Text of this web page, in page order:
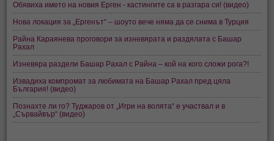
Обявиха името на новия Ерген - кастингите са в разгара си! (видео)
Нова локация за „Ергенът“ – шоуто вече няма да се снима в Турция
Райна Караянева проговори за изневярата и раздялата с Башар
Рахал
Изневяра раздели Башар Рахал с Райна – кой на кого сложи рога?!
Извадиха компромат за любимата на Башар Рахал пред цяла
България! (видео)
Познахте ли го? Туджаров от „Игри на волята“ е участвал и в
„Сървайвър“ (видео)